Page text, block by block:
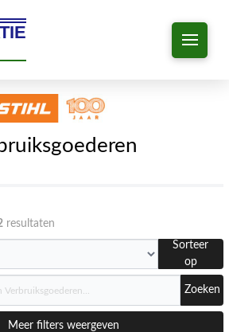
resultaten
Sorteer
op
Zoeken
Meer filters weergeven